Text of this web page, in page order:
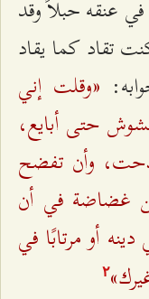
في عنقه حبلاً وقد
تقاد كما يقاد
«وقلت إني
حتى أبايع،
وأن تفضح
غضاضة في أن
أو مرتابًا في
٢